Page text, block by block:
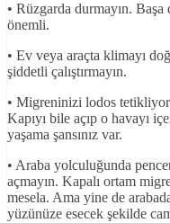
• Rüzgarda durmayın.
önemli.
• Ev veya araçta klimayı
şiddetli çalıştırmayın.
• Migreninizi lodos
Kapıyı bile açıp o havayı
yaşama şansınız var.
• Araba yolculuğunda
açmayın. Kapalı ortam
mesela. Ama yine de
yüzünüze esecek şekilde